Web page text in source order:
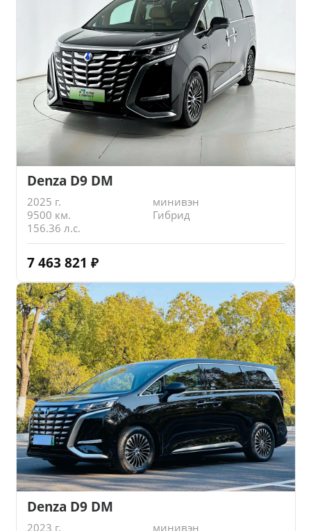
Denza D9 DM
2025 г.
минивэн
9500 км.
Гибрид
156.36 л.с.
7 463 821 ₽
Denza D9 DM
2023 г.
минивэн